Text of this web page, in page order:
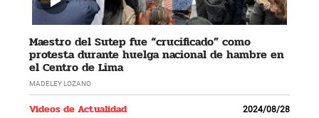
Maestro del Sutep fue “crucificado” como
protesta durante huelga nacional de hambre en
el Centro de Lima
MADELEY LOZANO
Videos de Actualidad 2024/08/28